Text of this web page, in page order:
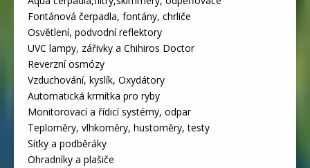
Fontánová čerpadla, fontány, chrliče
Osvětlení, podvodní reflektory
UVC lampy, zářivky a Chihiros Doctor
Reverzní osmózy
Vzduchování, kyslík, Oxydátory
Automatická krmítka pro ryby
Monitorovací a řídicí systémy, odpar
Teploměry, vlhkoměry, hustoměry, testy
Síťky a podběráky
Ohradníky a plašiče